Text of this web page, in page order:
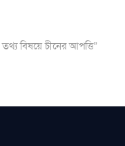
বিষয়ে চীনের আপত্তি”